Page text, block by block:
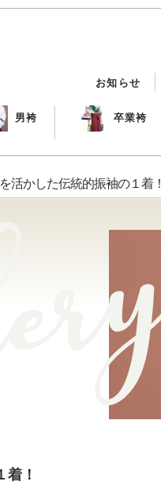
お知らせ
男袴 卒業袴
活かした伝統的振袖の１着！
！